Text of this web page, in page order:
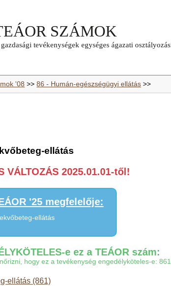
'08 >>86 - Humán-egészségügyi ellátás >>
ellátás
VÁLTOZÁS 2025.01.01-től!
'25 megfelelője:
ellátás
e ez a TEÁOR szám:
hogy ez a tevékenység engedélyköteles-e: 861
ellátás (861)